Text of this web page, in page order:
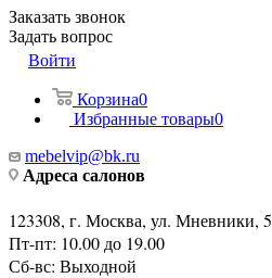
Заказать звонок
Задать вопрос
Войти
Корзина0
Избранные товары0
mebelvip@bk.ru
Адреса салонов
123308, г. Москва, ул. Мневники, 5
Пт-пт: 10.00 до 19.00
Сб-вс: Выходной